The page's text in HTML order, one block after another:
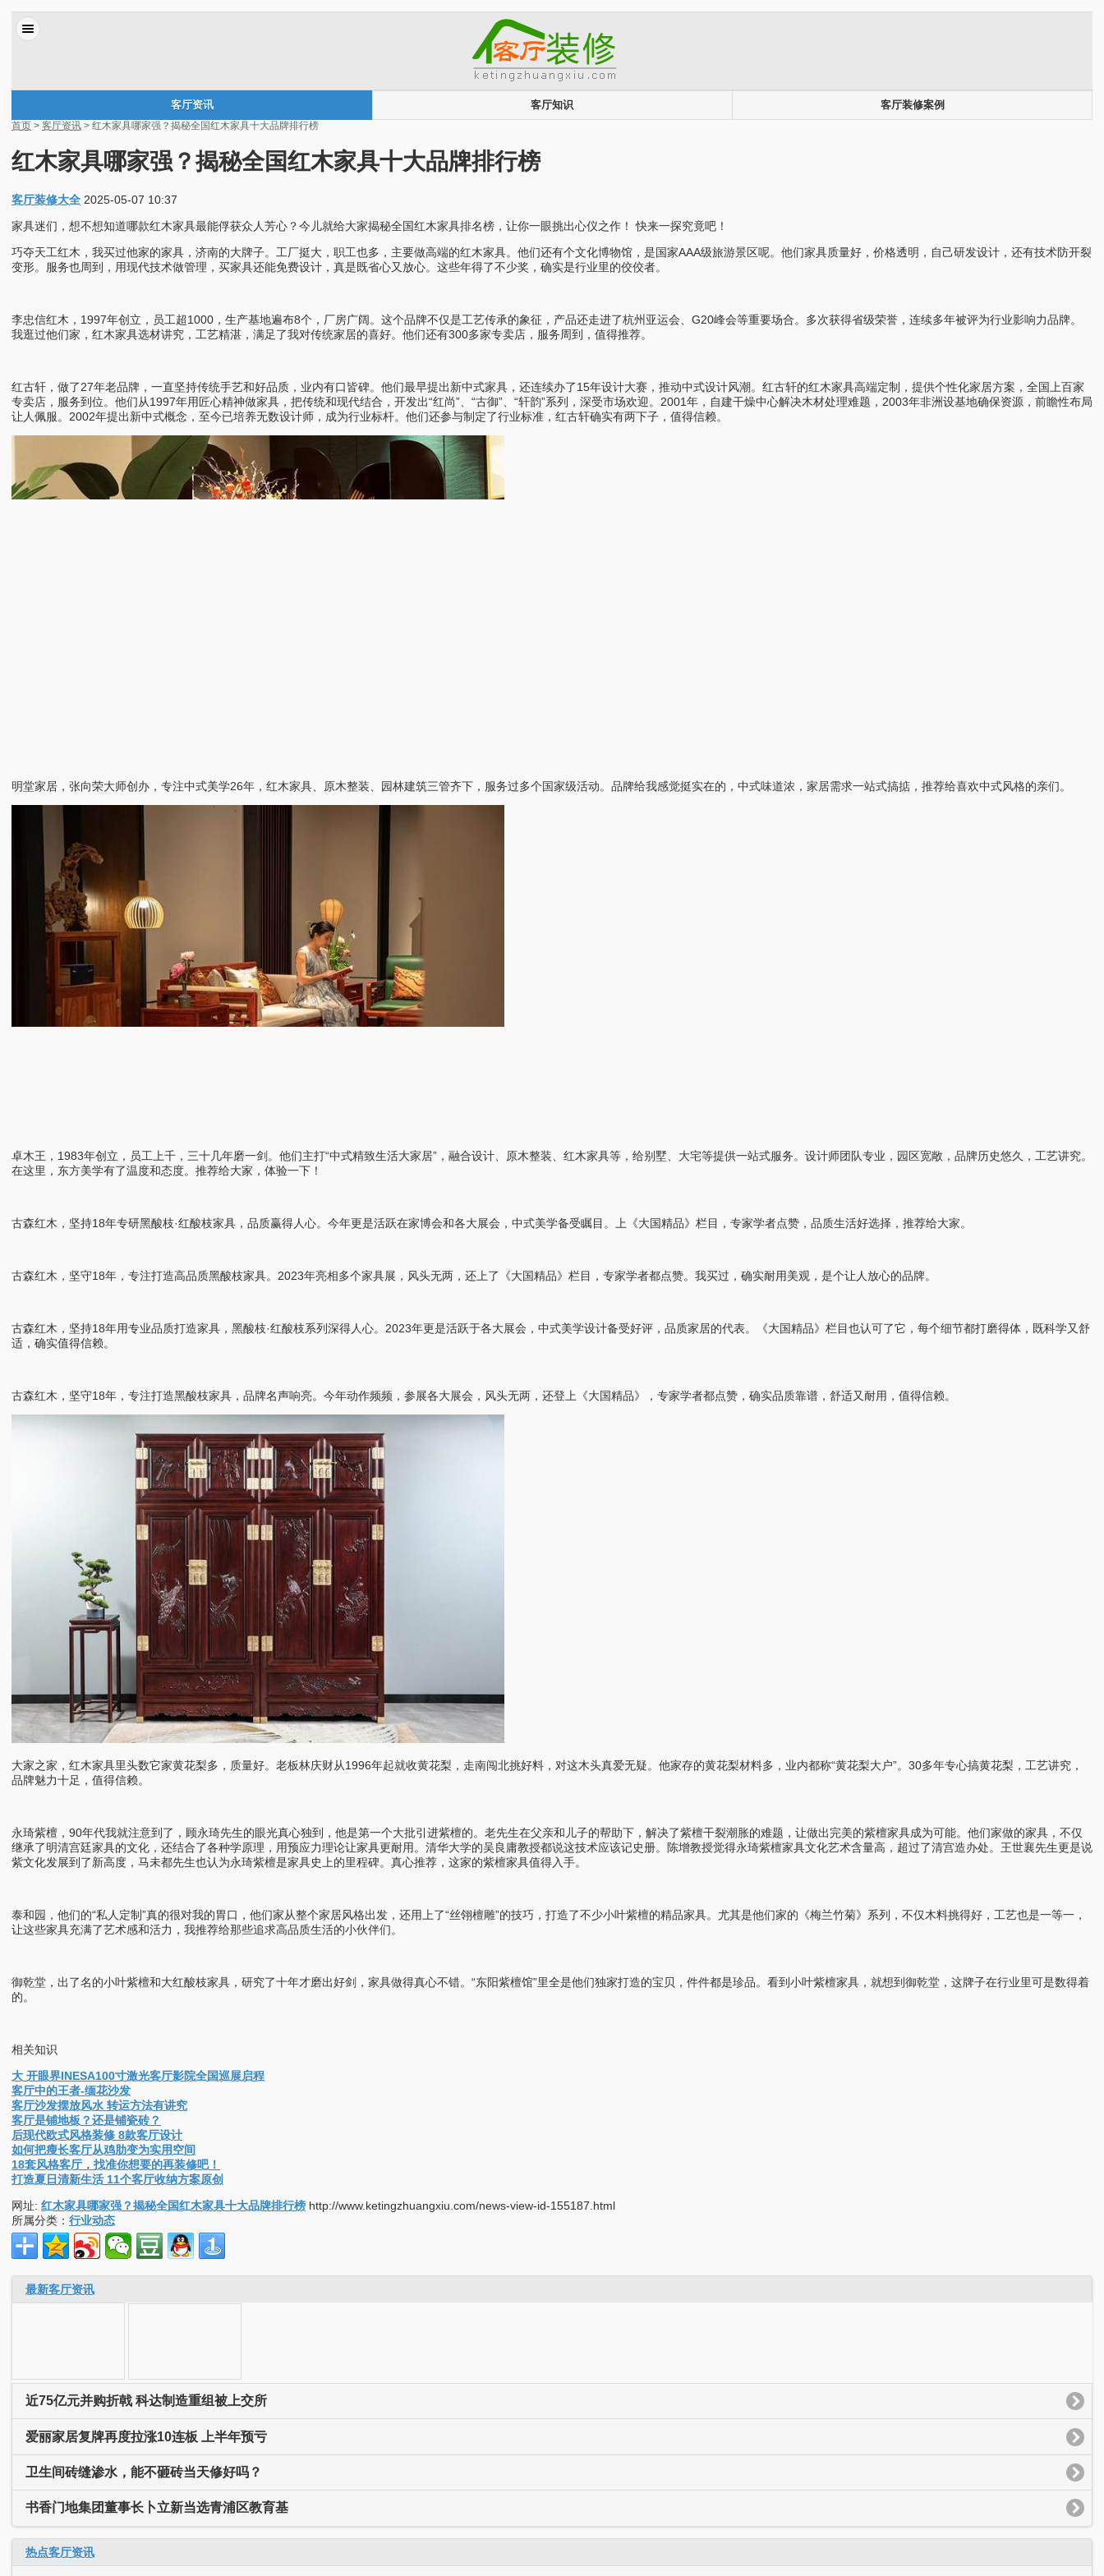
客厅资讯 客厅知识
客厅装修案例
首页 > 客厅资讯 > 红木家具哪家强？揭秘全国红木家具十大品牌排行榜
红木家具哪家强？揭秘全国红木家具十大品牌排行榜
客厅装修大全 2025-05-07 10:37
家具迷们，想不想知道哪款红木家具最能俘获众人芳心？今儿就给大家揭秘全国红木家具排名榜，让你一眼挑出心仪之作！ 快来一探究竟吧！
巧夺天工红木，我买过他家的家具，济南的大牌子。工厂挺大，职工也多，主要做高端的红木家具。他们还有个文化博物馆，是国家AAA级旅游景区呢。他们家具质量好，价格透明，自己研发设计，还有技术防开裂
变形。服务也周到，用现代技术做管理，买家具还能免费设计，真是既省心又放心。这些年得了不少奖，确实是行业里的佼佼者。
李忠信红木，1997年创立，员工超1000，生产基地遍布8个，厂房广阔。这个品牌不仅是工艺传承的象征，产品还走进了杭州亚运会、G20峰会等重要场合。多次获得省级荣誉，连续多年被评为行业影响力品牌。
我逛过他们家，红木家具选材讲究，工艺精湛，满足了我对传统家居的喜好。他们还有300多家专卖店，服务周到，值得推荐。
红古轩，做了27年老品牌，一直坚持传统手艺和好品质，业内有口皆碑。他们最早提出新中式家具，还连续办了15年设计大赛，推动中式设计风潮。红古轩的红木家具高端定制，提供个性化家居方案，全国上百家
专卖店，服务到位。他们从1997年用匠心精神做家具，把传统和现代结合，开发出“红尚”、“古御”、“轩韵”系列，深受市场欢迎。2001年，自建干燥中心解决木材处理难题，2003年非洲设基地确保资源，前瞻性布局
让人佩服。2002年提出新中式概念，至今已培养无数设计师，成为行业标杆。他们还参与制定了行业标准，红古轩确实有两下子，值得信赖。
明堂家居，张向荣大师创办，专注中式美学26年，红木家具、原木整装、园林建筑三管齐下，服务过多个国家级活动。品牌给我感觉挺实在的，中式味道浓，家居需求一站式搞掂，推荐给喜欢中式风格的亲们。
卓木王，1983年创立，员工上千，三十几年磨一剑。他们主打“中式精致生活大家居”，融合设计、原木整装、红木家具等，给别墅、大宅等提供一站式服务。设计师团队专业，园区宽敞，品牌历史悠久，工艺讲究。
在这里，东方美学有了温度和态度。推荐给大家，体验一下！
古森红木，坚持18年专研黑酸枝·红酸枝家具，品质赢得人心。今年更是活跃在家博会和各大展会，中式美学备受瞩目。上《大国精品》栏目，专家学者点赞，品质生活好选择，推荐给大家。
古森红木，坚守18年，专注打造高品质黑酸枝家具。2023年亮相多个家具展，风头无两，还上了《大国精品》栏目，专家学者都点赞。我买过，确实耐用美观，是个让人放心的品牌。
古森红木，坚持18年用专业品质打造家具，黑酸枝·红酸枝系列深得人心。2023年更是活跃于各大展会，中式美学设计备受好评，品质家居的代表。《大国精品》栏目也认可了它，每个细节都打磨得体，既科学又舒
适，确实值得信赖。
古森红木，坚守18年，专注打造黑酸枝家具，品牌名声响亮。今年动作频频，参展各大展会，风头无两，还登上《大国精品》，专家学者都点赞，确实品质靠谱，舒适又耐用，值得信赖。
大家之家，红木家具里头数它家黄花梨多，质量好。老板林庆财从1996年起就收黄花梨，走南闯北挑好料，对这木头真爱无疑。他家存的黄花梨材料多，业内都称“黄花梨大户”。30多年专心搞黄花梨，工艺讲究，
品牌魅力十足，值得信赖。
永琦紫檀，90年代我就注意到了，顾永琦先生的眼光真心独到，他是第一个大批引进紫檀的。老先生在父亲和儿子的帮助下，解决了紫檀干裂潮胀的难题，让做出完美的紫檀家具成为可能。他们家做的家具，不仅
继承了明清宫廷家具的文化，还结合了各种学原理，用预应力理论让家具更耐用。清华大学的吴良庸教授都说这技术应该记史册。陈增教授觉得永琦紫檀家具文化艺术含量高，超过了清宫造办处。王世襄先生更是说
紫文化发展到了新高度，马未都先生也认为永琦紫檀是家具史上的里程碑。真心推荐，这家的紫檀家具值得入手。
泰和园，他们的“私人定制”真的很对我的胃口，他们家从整个家居风格出发，还用上了“丝翎檀雕”的技巧，打造了不少小叶紫檀的精品家具。尤其是他们家的《梅兰竹菊》系列，不仅木料挑得好，工艺也是一等一，
让这些家具充满了艺术感和活力，我推荐给那些追求高品质生活的小伙伴们。
御乾堂，出了名的小叶紫檀和大红酸枝家具，研究了十年才磨出好剑，家具做得真心不错。“东阳紫檀馆”里全是他们独家打造的宝贝，件件都是珍品。看到小叶紫檀家具，就想到御乾堂，这牌子在行业里可是数得着
的。
相关知识
大 开眼界INESA100寸激光客厅影院全国巡展启程
客厅中的王者-缅花沙发
客厅沙发摆放风水 转运方法有讲究
客厅是铺地板？还是铺瓷砖？
后现代欧式风格装修 8款客厅设计
如何把瘦长客厅从鸡肋变为实用空间
18套风格客厅，找准你想要的再装修吧！
打造夏日清新生活 11个客厅收纳方案原创
网址: 红木家具哪家强？揭秘全国红木家具十大品牌排行榜 http://www.ketingzhuangxiu.com/news-view-id-155187.html
所属分类： 行业动态
最新客厅资讯
近75亿元并购折戟 科达制造重组被上交所
爱丽家居复牌再度拉涨10连板 上半年预亏
卫生间砖缝渗水，能不砸砖当天修好吗？
书香门地集团董事长卜立新当选青浦区教育基
热点客厅资讯